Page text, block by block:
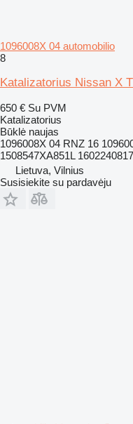
1096008X 04 automobilio
8
Katalizatorius Nissan X
650 € Su PVM
Katalizatorius
Būklė naujas
1096008X 04 RNZ 16
1508547XA851L
Lietuva, Vilnius
Susisiekite su pardavėju